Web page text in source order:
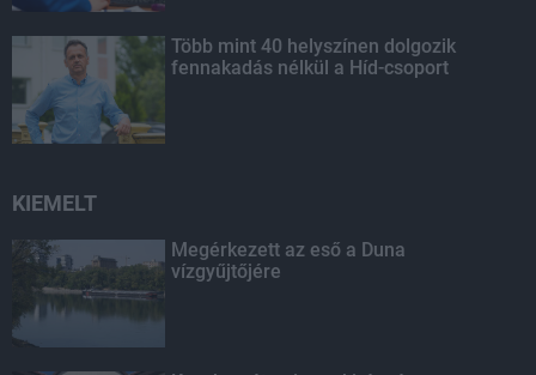
Több mint 40 helyszínen dolgozik
fennakadás nélkül a Híd-csoport
KIEMELT
Megérkezett az eső a Duna
vízgyűjtőjére